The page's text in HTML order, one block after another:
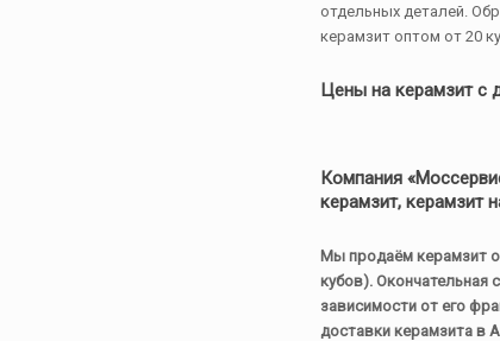
отдельных деталей.
керамзит оптом от 20
Цены на керамзит с
Компания
керамзит, керамзит
Мы продаём керамзит
кубов). Окончательная
зависимости от его
доставки керамзита в